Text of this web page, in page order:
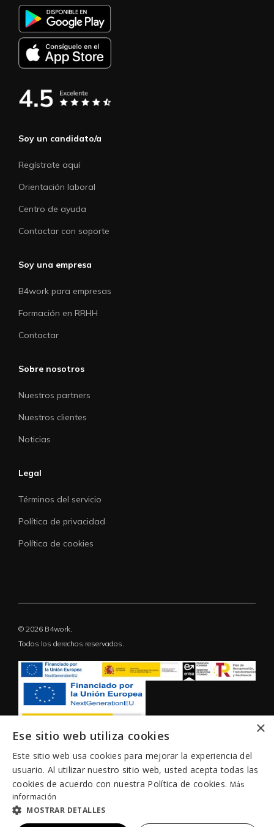
Soy un candidato/a
Regístrate aquí
Orientación laboral
Centro de ayuda
Contactar con soporte
Soy una empresa
B4work para empresas
Formación en RRHH
Contactar
Sobre nosotros
Nuestros partners
Nuestros clientes
Noticias
Legal
Términos del servicio
Política de privacidad
Política de cookies
© 2026 B4work.
Todos los derechos reservados.
×
Ese sitio web utiliza cookies
Este sitio web usa cookies para mejorar la experiencia del
usuario. Al utilizar nuestro sitio web, usted acepta todas las
cookies de acuerdo con nuestra Política de cookies. Más
información
MOSTRAR DETALLES